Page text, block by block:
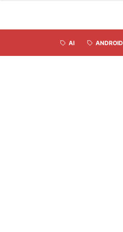
AI ANDROID